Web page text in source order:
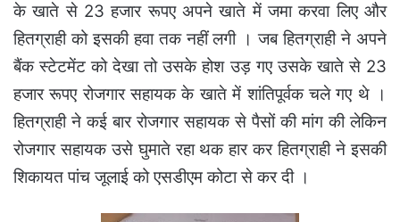
के खाते से 23 हजार रूपए अपने खाते में जमा करवा लिए और
हितग्राही को इसकी हवा तक नहीं लगी । जब हितग्राही ने अपने
बैंक स्टेटमेंट को देखा तो उसके होश उड़ गए उसके खाते से 23
हजार रूपए रोजगार सहायक के खाते में शांतिपूर्वक चले गए थे ।
हितग्राही ने कई बार रोजगार सहायक से पैसों की मांग की लेकिन
रोजगार सहायक उसे घुमाते रहा थक हार कर हितग्राही ने इसकी
शिकायत पांच जूलाई को एसडीएम कोटा से कर दी ।